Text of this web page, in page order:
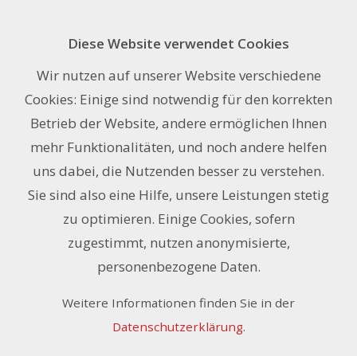
Heiss-Laminierfolien
Filter
OBERFLÄCHE
LÄNGE
Artikel pro Seite
10
Sortieren nach: Art. Nr|Bezeichnung|CHF
11 Artikel
370.00/ Stk.
Heiss-Laminierfolie
Diese Website verwendet Cookies
Wir nutzen auf unserer Website verschiedene
Cookies: Einige sind notwendig für den korrekten
Betrieb der Website, andere ermöglichen Ihnen
mehr Funktionalitäten, und noch andere helfen
uns dabei, die Nutzenden besser zu verstehen.
Sie sind also eine Hilfe, unsere Leistungen stetig
zu optimieren. Einige Cookies, sofern
zugestimmt, nutzen anonymisierte,
personenbezogene Daten.
Weitere Informationen finden Sie in der
Datenschutzerklärung.